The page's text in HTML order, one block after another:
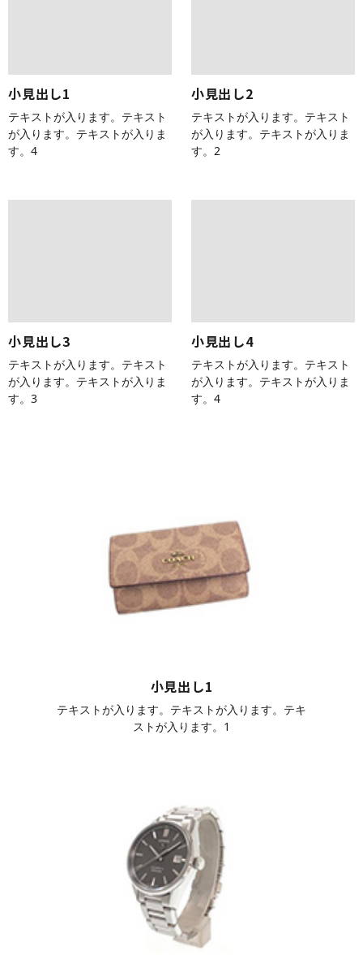
小見出し1
テキストが入ります。テキスト
が入ります。テキストが入りま
す。4
小見出し2
テキストが入ります。テキスト
が入ります。テキストが入りま
す。2
小見出し3
テキストが入ります。テキスト
が入ります。テキストが入りま
す。3
小見出し4
テキストが入ります。テキスト
が入ります。テキストが入りま
す。4
小見出し1
テキストが入ります。テキストが入ります。テキ
ストが入ります。1